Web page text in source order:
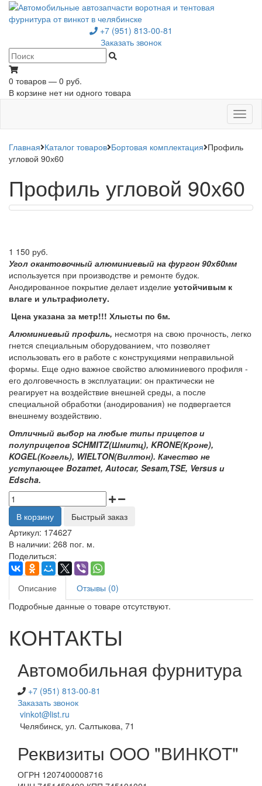
+7 (951) 813-00-81
Заказать звонок
0 товаров — 0 руб.
В корзине нет ни одного товара
Главная Каталог товаров Бортовая комплектация Профиль
угловой 90х60
Профиль угловой 90х60
1 150 руб.
Угол окантовочный алюминиевый на фургон 90х60мм
используется при производстве и ремонте будок.
Анодированное покрытие делает изделие устойчивым к
влаге и ультрафиолету.
Цена указана за метр!!! Хлысты по 6м.
Алюминиевый профиль, несмотря на свою прочность, легко
гнется специальным оборудованием, что позволяет
использовать его в работе с конструкциями неправильной
формы. Еще одно важное свойство алюминиевого профиля -
его долговечность в эксплуатации: он практически не
реагирует на воздействие внешней среды, а после
специальной обработки (анодирования) не подвергается
внешнему воздействию.
Отличный выбор на любые типы прицепов и
полуприцепов SCHMITZ(Шмитц), KRONE(Кроне),
KOGEL(Когель), WIELTON(Вилтон). Качество не
уступающее Bozamet, Autocar, Sesam,TSE, Versus и
Edscha.
В корзину
Быстрый заказ
Артикул: 174627
В наличии: 268 пог. м.
Поделиться:
Описание
Отзывы (0)
Подробные данные о товаре отсутствуют.
КОНТАКТЫ
Автомобильная фурнитура
+7 (951) 813-00-81
Заказать звонок
vinkot@list.ru
Челябинск, ул. Салтыкова, 71
Реквизиты ООО "ВИНКОТ"
ОГРН 1207400008716